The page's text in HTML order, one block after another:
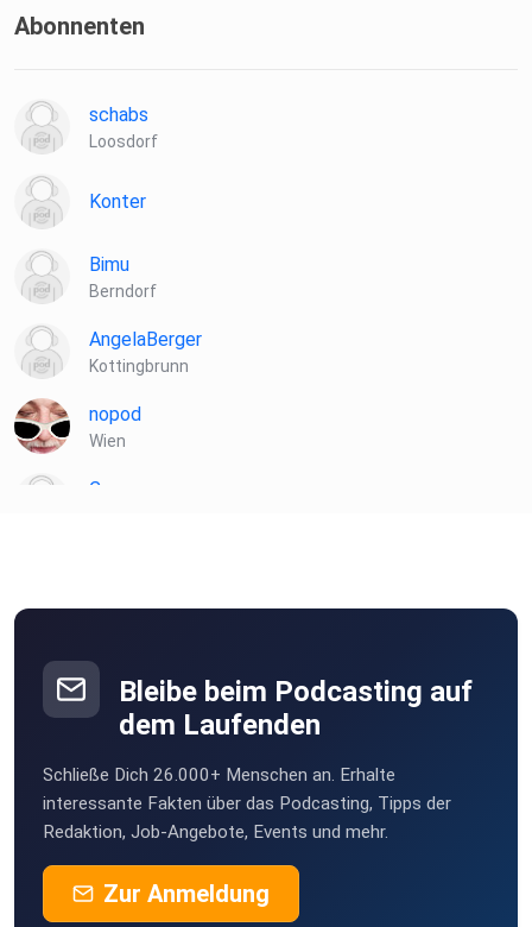
Abonnenten
schabs
Loosdorf
Konter
Bimu
Berndorf
AngelaBerger
Kottingbrunn
nopod
Wien
Cosacosa
Hamburg
Moth355
Wien
guenterpracher
Bleibe beim Podcasting auf
dem Laufenden
Schließe Dich 26.000+ Menschen an. Erhalte
interessante Fakten über das Podcasting, Tipps der
Redaktion, Job-Angebote, Events und mehr.
Zur Anmeldung